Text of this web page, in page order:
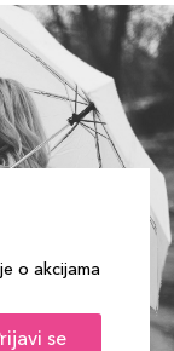
o akcijama
se